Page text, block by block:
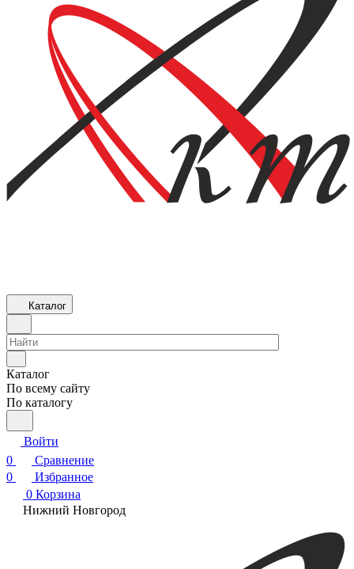
Каталог
Каталог
По всему сайту
По каталогу
Войти
0
Сравнение
0
Избранное
0 Корзина
Нижний Новгород